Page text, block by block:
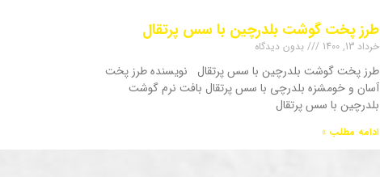
طرز پخت گوشت بلدرچین با سس پرتقال
خرداد 13, 1400 بدون دیدگاه
طرز پخت گوشت بلدرچین با سس پرتقال نویسنده طرز پخت
آسان و خومشزه بلدرچی با سس پرتقال بافت نرم گوشت
بلدرچین با سس پرتقال
ادامه مطلب »